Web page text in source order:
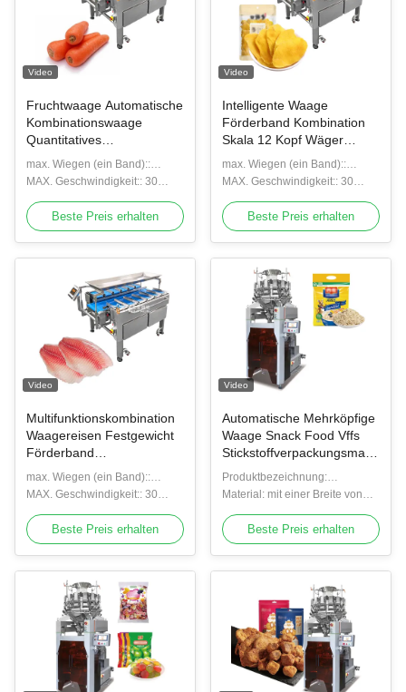
Video
Fruchtwaage Automatische
Kombinationswaage
Quantitatives
Gegengewicht Wäger
Kontrollgewicht
Förderwaage Gürtel
max. Wiegen (ein Band)::
2000g
MAX. Geschwindigkeit:: 30
WPM
Beste Preis erhalten
Video
Intelligente Waage
Förderband Kombination
Skala 12 Kopf Wäger
Lebensmittelmaschine
max. Wiegen (ein Band)::
2000g
MAX. Geschwindigkeit:: 30
WPM
Beste Preis erhalten
Video
Multifunktionskombination
Waagereisen Festgewicht
Förderband
Verpackungsmaschine für
Lebensmittel Neue
Generation Förderband
Waage
max. Wiegen (ein Band)::
2000g
MAX. Geschwindigkeit:: 30
WPM
Beste Preis erhalten
Video
Automatische Mehrköpfige
Waage Snack Food Vffs
Stickstoffverpackungsmaschine
mit Metalldetektor
Produktbezeichnung:
Verpackungsmaschine zum
Versiegeln von Lebensmitteln
Material: mit einer Breite von
nicht mehr als 20 mm
Beste Preis erhalten